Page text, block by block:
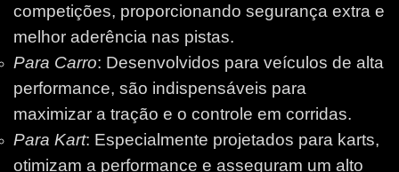
competições, proporcionando segurança extra e
melhor aderência nas pistas.
Para Carro: Desenvolvidos para veículos de alta
performance, são indispensáveis para
maximizar a tração e o controle em corridas.
Para Kart: Especialmente projetados para karts,
otimizam a performance e asseguram um alto